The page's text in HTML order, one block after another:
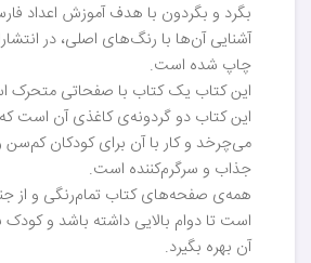
بگرد و بگردون با هدف آموزش اعداد
آشنایی آن‌ها با رنگ‌های اصلی، در
چاپ شده است.
این کتاب یک کتاب با صفحاتی متحرک
این کتاب دو گردونه‌ی کاغذی آن است
می‌چرخد و کار با آن برای کودکان کم‌سن
جذاب و سرگرم‌کننده است.
همه‌ی صفحه‌های کتاب تمام‌رنگی و از
است تا دوام بالایی داشته باشد و
آن بهره بگیرد.